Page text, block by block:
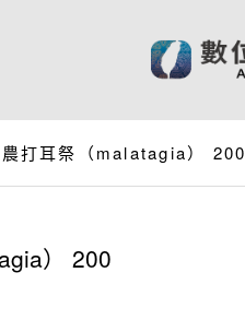
打耳祭（malatagia） 200
） 200